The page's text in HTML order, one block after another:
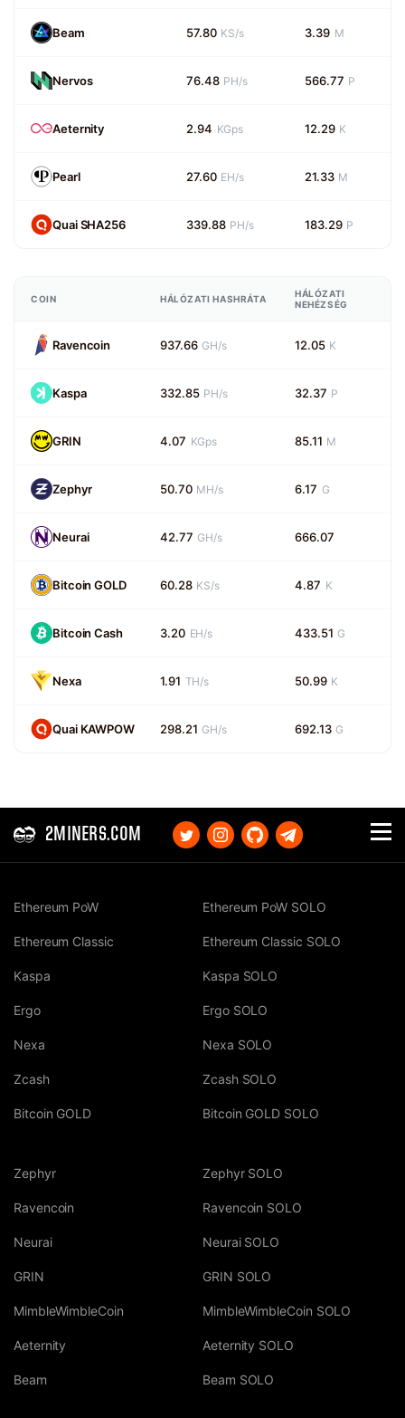
Beam 57.80 KS/s 3.39 M
Nervos 76.48 PH/s 566.77 P
Aeternity 2.94 KGps 12.29 K
Pearl 27.60 EH/s 21.33 M
Quai SHA256 339.88 PH/s 183.29 P
COIN HÁLÓZATI HASHRÁTA
HÁLÓZATI
NEHÉZSÉG
Ravencoin 937.66 GH/s 12.05 K
Kaspa 332.85 PH/s 32.37 P
GRIN 4.07 KGps 85.11 M
Zephyr 50.70 MH/s 6.17 G
Neurai 42.77 GH/s 666.07
Bitcoin GOLD 60.28 KS/s 4.87 K
Bitcoin Cash 3.20 EH/s 433.51 G
Nexa 1.91 TH/s 50.99 K
Quai KAWPOW 298.21 GH/s 692.13 G
2MINERS.COM
Ethereum PoW
Ethereum Classic
Kaspa
Ergo
Nexa
Zcash
Bitcoin GOLD
Ethereum PoW SOLO
Ethereum Classic SOLO
Kaspa SOLO
Ergo SOLO
Nexa SOLO
Zcash SOLO
Bitcoin GOLD SOLO
Zephyr
Ravencoin
Neurai
GRIN
MimbleWimbleCoin
Aeternity
Beam
Zephyr SOLO
Ravencoin SOLO
Neurai SOLO
GRIN SOLO
MimbleWimbleCoin SOLO
Aeternity SOLO
Beam SOLO